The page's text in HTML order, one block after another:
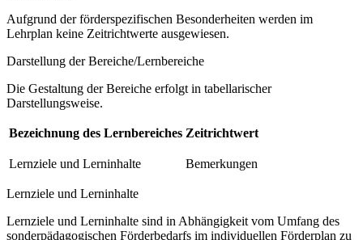
Aufgrund der förderspezifischen Besonderheiten werden im
Lehrplan keine Zeitrichtwerte ausgewiesen.
Darstellung der Bereiche/Lernbereiche
Die Gestaltung der Bereiche erfolgt in tabellarischer
Darstellungsweise.
Bezeichnung des Lernbereiches Zeitrichtwert
Lernziele und Lerninhalte Bemerkungen
Lernziele und Lerninhalte
Lernziele und Lerninhalte sind in Abhängigkeit vom Umfang des
sonderpädagogischen Förderbedarfs im individuellen Förderplan zu